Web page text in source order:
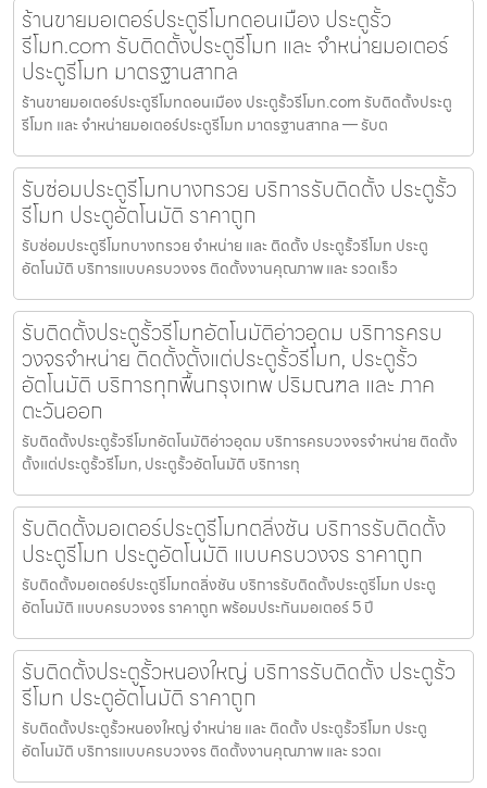
ร้านขายมอเตอร์ประตูรีโมทดอนเมือง ประตูรั้ว
รีโมท.com รับติดตั้งประตูรีโมท และ จำหน่ายมอเตอร์
ประตูรีโมท มาตรฐานสากล
ร้านขายมอเตอร์ประตูรีโมทดอนเมือง ประตูรั้วรีโมท.com รับติดตั้งประตู
รีโมท และ จำหน่ายมอเตอร์ประตูรีโมท มาตรฐานสากล — รับต
รับซ่อมประตูรีโมทบางกรวย บริการรับติดตั้ง ประตูรั้ว
รีโมท ประตูอัตโนมัติ ราคาถูก
รับซ่อมประตูรีโมทบางกรวย จำหน่าย และ ติดตั้ง ประตูรั้วรีโมท ประตู
อัตโนมัติ บริการแบบครบวงจร ติดตั้งงานคุณภาพ และ รวดเร็ว
รับติดตั้งประตูรั้วรีโมทอัตโนมัติอ่าวอุดม บริการครบ
วงจรจำหน่าย ติดตั้งตั้งแต่ประตูรั้วรีโมท, ประตูรั้ว
อัตโนมัติ บริการทุกพื้นกรุงเทพ ปริมณฑล และ ภาค
ตะวันออก
รับติดตั้งประตูรั้วรีโมทอัตโนมัติอ่าวอุดม บริการครบวงจรจำหน่าย ติดตั้ง
ตั้งแต่ประตูรั้วรีโมท, ประตูรั้วอัตโนมัติ บริการทุ
รับติดตั้งมอเตอร์ประตูรีโมทตลิ่งชัน บริการรับติดตั้ง
ประตูรีโมท ประตูอัตโนมัติ แบบครบวงจร ราคาถูก
รับติดตั้งมอเตอร์ประตูรีโมทตลิ่งชัน บริการรับติดตั้งประตูรีโมท ประตู
อัตโนมัติ แบบครบวงจร ราคาถูก พร้อมประกันมอเตอร์ 5 ปี
รับติดตั้งประตูรั้วหนองใหญ่ บริการรับติดตั้ง ประตูรั้ว
รีโมท ประตูอัตโนมัติ ราคาถูก
รับติดตั้งประตูรั้วหนองใหญ่ จำหน่าย และ ติดตั้ง ประตูรั้วรีโมท ประตู
อัตโนมัติ บริการแบบครบวงจร ติดตั้งงานคุณภาพ และ รวดเ